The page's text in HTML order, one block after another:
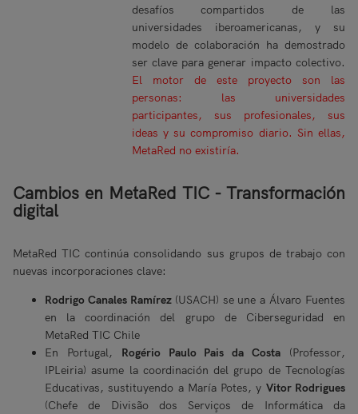
desafíos compartidos de las
universidades iberoamericanas, y su
modelo de colaboración ha demostrado
ser clave para generar impacto colectivo.
El motor de este proyecto son las
personas: las universidades
participantes, sus profesionales, sus
ideas y su compromiso diario. Sin ellas,
MetaRed no existiría.
Cambios en MetaRed TIC - Transformación
digital
MetaRed TIC continúa consolidando sus grupos de trabajo con
nuevas incorporaciones clave:
Rodrigo Canales Ramírez (USACH) se une a Álvaro Fuentes
en la coordinación del grupo de Ciberseguridad en
MetaRed TIC Chile
En Portugal, Rogério Paulo Pais da Costa (Professor,
IPLeiria) asume la coordinación del grupo de Tecnologías
Educativas, sustituyendo a María Potes, y Vitor Rodrigues
(Chefe de Divisão dos Serviços de Informática da